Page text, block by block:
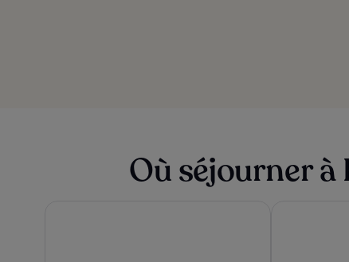
Où séjourner